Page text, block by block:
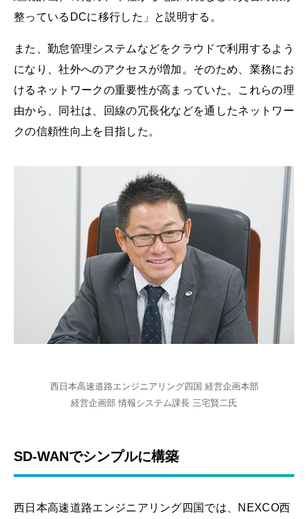
整っているDCに移行した」と説明する。
また、勤怠管理システムなどをクラウドで利用するよう
になり、社外へのアクセスが増加。そのため、業務にお
けるネットワークの重要性が高まっていた。これらの理
由から、同社は、回線の冗長化などを通したネットワー
クの信頼性向上を目指した。
西日本高速道路エンジニアリング四国 経営企画本部
経営企画部 情報システム課長 三宅賢二氏
SD-WANでシンプルに構築
西日本高速道路エンジニアリング四国では、NEXCO西